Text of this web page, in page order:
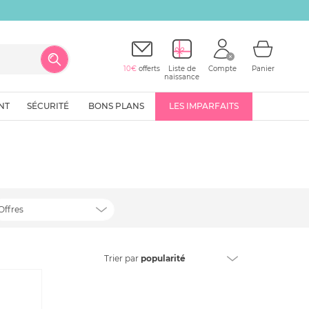
10€ offerts
Liste de
naissance
Compte Panier
SÉCURITÉ BONS PLANS LES IMPARFAITS
Trier par popularité